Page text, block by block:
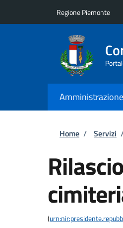
Regione Piemonte
Amministrazione
Home / Servizi
(